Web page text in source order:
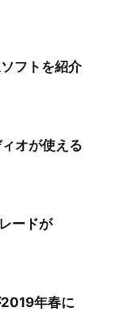
フトを紹介
オが使える
ードが
年春に